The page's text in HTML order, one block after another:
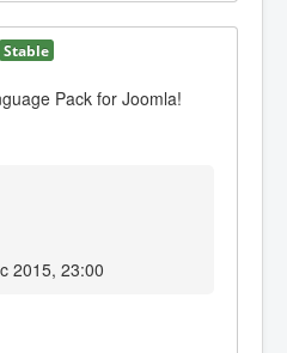
Stable
Pack for Joomla!
2015, 23:00